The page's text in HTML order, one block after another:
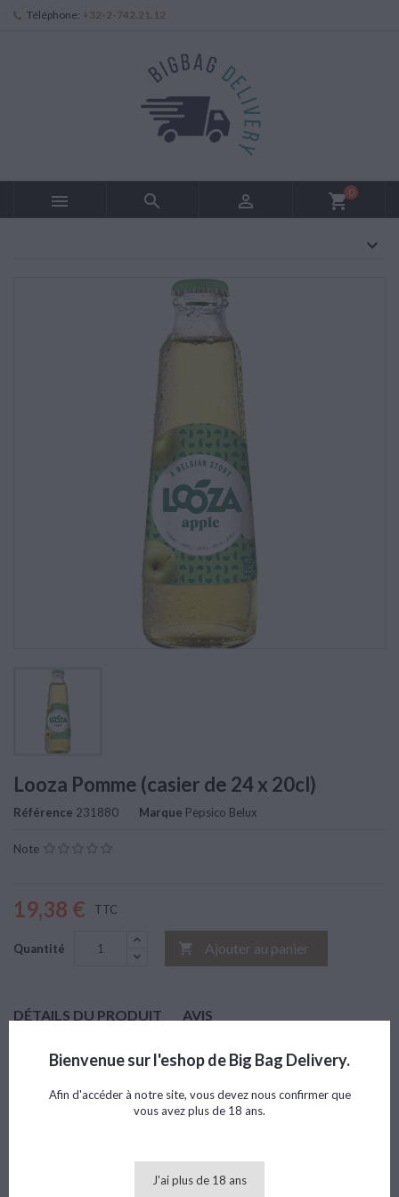
Téléphone: +32-2-742.21.12
   shopping_cart0
Looza Pomme (casier de 24 x 20cl)
Référence 231880 Marque Pepsico Belux
Note
19,38 € TTC
Quantité  Ajouter au panier
DÉTAILS DU PRODUIT AVIS
MarquePepsico Belux
Référence231880
Bienvenue sur l'eshop de Big Bag Delivery.
Afin d'accéder à notre site, vous devez nous confirmer que
vous avez plus de 18 ans.
J'ai plus de 18 ans